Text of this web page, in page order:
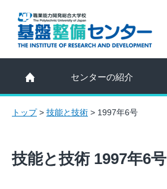
センターの紹介
トップ> 技能と技術 > 1997年6号
技能と技術 1997年6号